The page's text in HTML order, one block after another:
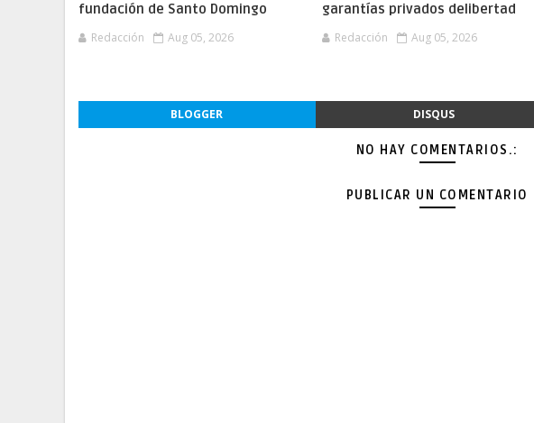
fundación de Santo Domingo
Redacción Aug 05, 2026
garantías privados delibertad
Redacción Aug 05, 2026
BLOGGER DISQUS
NO HAY COMENTARIOS.:
PUBLICAR UN COMENTARIO